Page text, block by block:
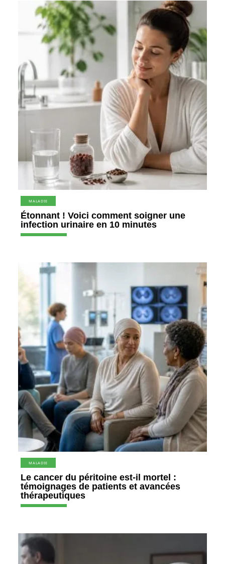
MALADIE
Étonnant ! Voici comment soigner une
infection urinaire en 10 minutes
MALADIE
Le cancer du péritoine est-il mortel :
témoignages de patients et avancées
thérapeutiques